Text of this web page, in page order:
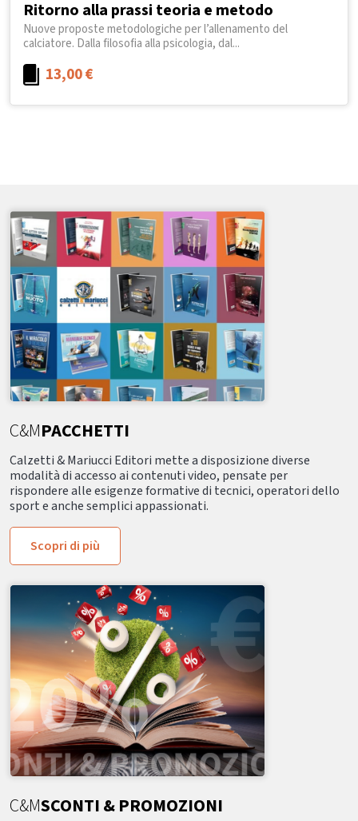
Ritorno alla prassi teoria e metodo
Nuove proposte metodologiche per l’allenamento del
calciatore. Dalla filosofia alla psicologia, dal...
13,00€
C&MPACCHETTI
Calzetti & Mariucci Editori mette a disposizione diverse
modalità di accesso ai contenuti video, pensate per
rispondere alle esigenze formative di tecnici, operatori dello
sport e anche semplici appassionati.
Scopri di più
C&MSCONTI & PROMOZIONI